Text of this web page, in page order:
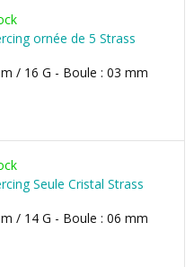
ornée de 5 Strass
/ 16 G - Boule : 03 mm
Seule Cristal Strass
/ 14 G - Boule : 06 mm